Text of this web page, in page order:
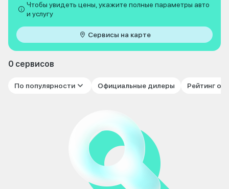
Чтобы увидеть цены, укажите полные параметры авто
и услугу
Сервисы на карте
0 сервисов
По популярности Официальные дилеры Рейтинг